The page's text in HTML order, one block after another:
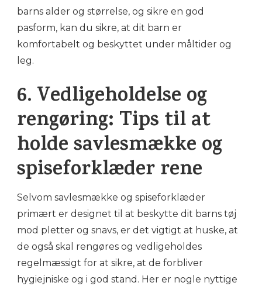
barns alder og størrelse, og sikre en god
pasform, kan du sikre, at dit barn er
komfortabelt og beskyttet under måltider og
leg.
6. Vedligeholdelse og
rengøring: Tips til at
holde savlesmække og
spiseforklæder rene
Selvom savlesmække og spiseforklæder
primært er designet til at beskytte dit barns tøj
mod pletter og snavs, er det vigtigt at huske, at
de også skal rengøres og vedligeholdes
regelmæssigt for at sikre, at de forbliver
hygiejniske og i god stand. Her er nogle nyttige